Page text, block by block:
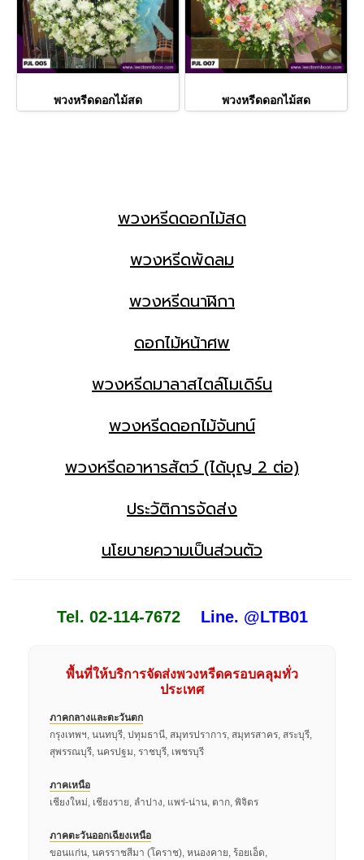
พวงหรีดดอกไม้สด พวงหรีดดอกไม้สด
พวงหรีดดอกไม้สด
พวงหรีดพัดลม
พวงหรีดนาฬิกา
ดอกไม้หน้าศพ
พวงหรีดมาลาสไตล์โมเดิร์น
พวงหรีดดอกไม้จันทน์
พวงหรีดอาหารสัตว์ (ได้บุญ 2 ต่อ)
ประวัติการจัดส่ง
นโยบายความเป็นส่วนตัว
Tel. 02-114-7672 Line. @LTB01
พื้นที่ให้บริการจัดส่งพวงหรีดครอบคลุมทั่ว
ประเทศ
ภาคกลางและตะวันตก
กรุงเทพฯ, นนทบุรี, ปทุมธานี, สมุทรปราการ, สมุทรสาคร, สระบุรี,
สุพรรณบุรี, นครปฐม, ราชบุรี, เพชรบุรี
ภาคเหนือ
เชียงใหม่, เชียงราย, ลำปาง, แพร่-น่าน, ตาก, พิจิตร
ภาคตะวันออกเฉียงเหนือ
ขอนแก่น, นครราชสีมา (โคราช), หนองคาย, ร้อยเอ็ด,